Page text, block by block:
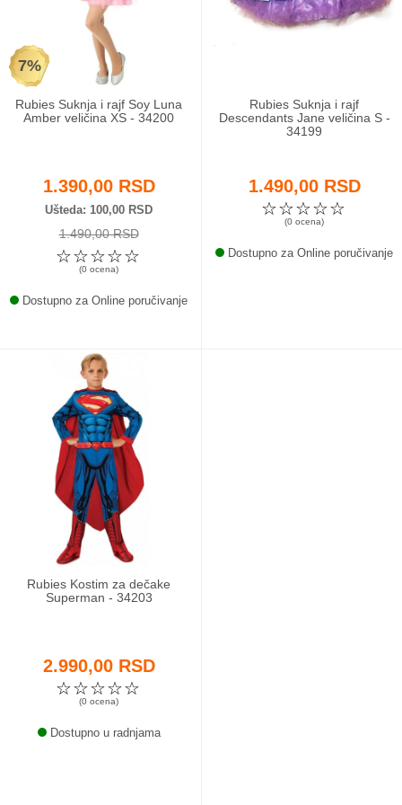
Odeća i obuća
Igračke za bebe i decu
AKCIJA
Call Centar
011 438 1 000
7%
Rubies Suknja i rajf Soy Luna
Amber veličina XS - 34200
1.390,00 RSD
Ušteda 100,00 RSD
1.490,00 RSD
☆
☆
☆
☆
☆
(0 ocena)
Dostupno za Online poručivanje
Rubies Suknja i rajf
Descendants Jane veličina S -
34199
1.490,00 RSD
☆
☆
☆
☆
☆
(0 ocena)
Dostupno za Online poručivanje
Rubies Kostim za dečake
Superman - 34203
2.990,00 RSD
☆
☆
☆
☆
☆
(0 ocena)
Dostupno u radnjama